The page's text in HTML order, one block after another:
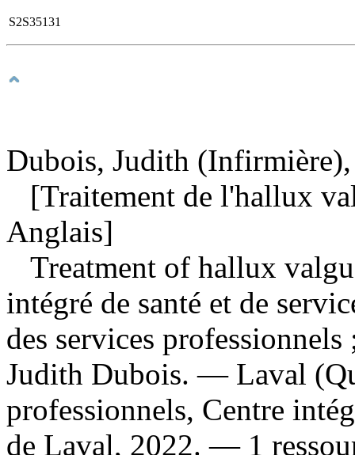
S2S35131
Dubois, Judith (Infirmière),
[Traitement de l'hallux
Anglais]
Treatment of hallux
intégré de santé et de
des services
Judith Dubois. — Laval
professionnels, Centre
de Laval, 2022. — 1